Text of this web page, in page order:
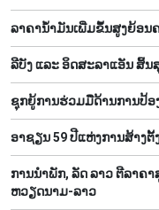
ລາ​ຄາ​ນ້ຳ​ມັນ​ເພີ່ມ​ຂຶ້ນ​ສູງ​ຍ້ອນ​
ລີ​ບັງ ແລະ ອິດ​ສະ​ລາ​ແອັນ ສິ້ນ​
ຊຸກ​ຍູ້​ການ​ຮ່ວມ​ມື​ດ້ານ​ການ​ປ້ອ
ອາຊຽ​ນ 59 ປີ​ແຫ່ງ​ການ​ສ້າງ​
ການ​ນຳ​ພັກ, ລັດ ລາວ ຕີ​ລາ​ຄ
ຫວຽດ​ນາມ-ລາວ